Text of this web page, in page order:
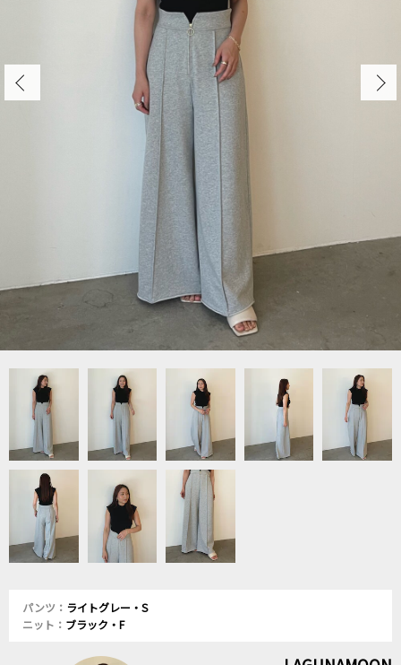
パンツ： ライトグレー・S
ニット： ブラック・F